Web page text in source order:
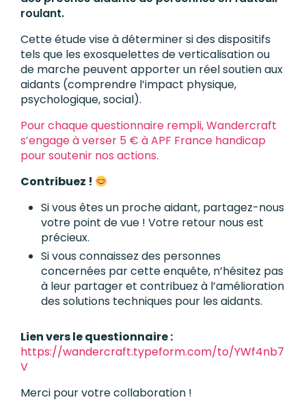
roulant.
Cette étude vise à déterminer si des dispositifs
tels que les exosquelettes de verticalisation ou
de marche peuvent apporter un réel soutien aux
aidants (comprendre l’impact physique,
psychologique, social).
Pour chaque questionnaire rempli, Wandercraft
s’engage à verser 5 € à APF France handicap
pour soutenir nos actions.
Contribuez !
Si vous êtes un proche aidant, partagez-nous
votre point de vue ! Votre retour nous est
précieux.
Si vous connaissez des personnes
concernées par cette enquête, n’hésitez pas
à leur partager et contribuez à l’amélioration
des solutions techniques pour les aidants.
Lien vers le questionnaire :
https://wandercraft.typeform.com/to/YWf4nb7
V
Merci pour votre collaboration !